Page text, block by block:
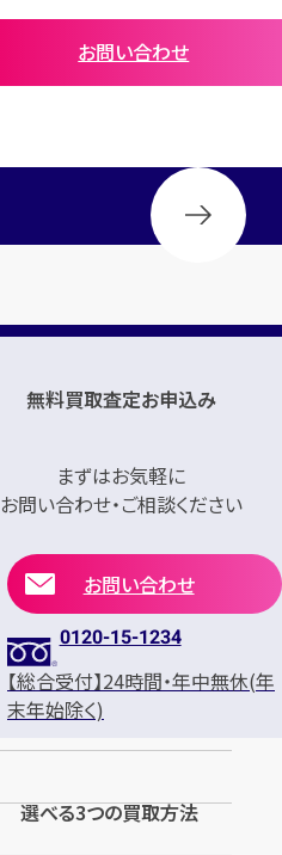
お問い合わせ
無料買取査定お申込み
まずはお気軽に
お問い合わせ・ご相談ください
お問い合わせ
0120-15-1234
【総合受付】24時間・年中無休(年
末年始除く)
選べる3つの買取方法